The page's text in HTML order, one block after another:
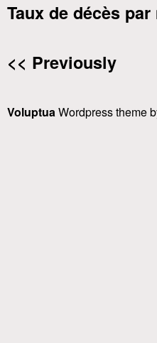
Taux de décès
<< Previously
VoluptuaWordpress theme